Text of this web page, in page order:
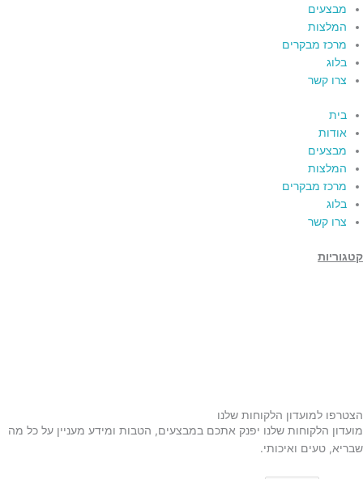
מבצעים
המלצות
מרכז מבקרים
בלוג
צרו קשר
בית
אודות
מבצעים
המלצות
מרכז מבקרים
בלוג
צרו קשר
קטגוריות
הצטרפו למועדון הלקוחות שלנו
מועדון הלקוחות שלנו יפנק אתכם במבצעים, הטבות ומידע מעניין על כל מה
שבריא, טעים ואיכותי.